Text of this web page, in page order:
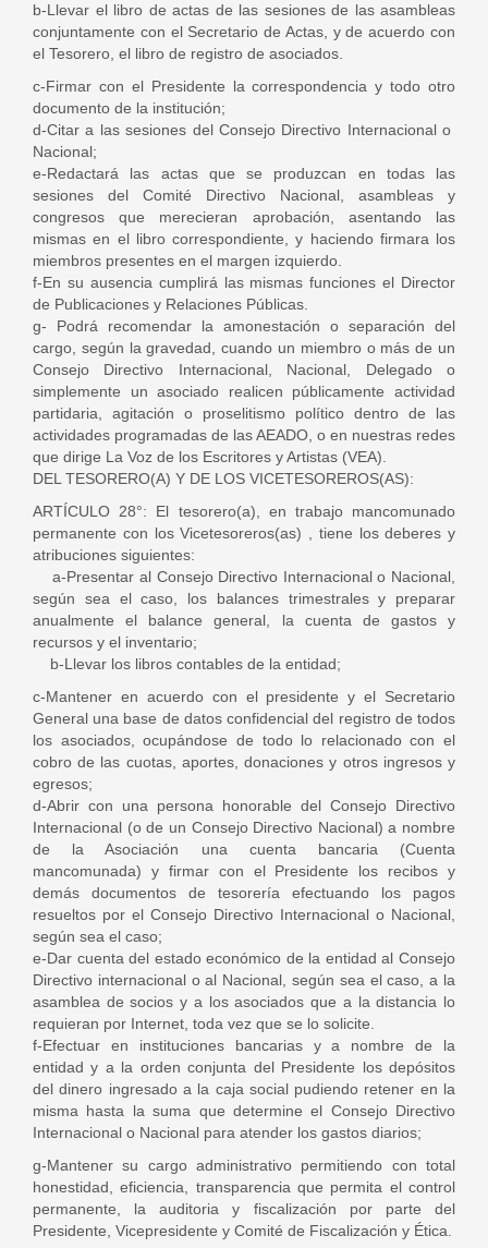
b-Llevar el libro de actas de las sesiones de las asambleas
conjuntamente con el Secretario de Actas, y de acuerdo con
el Tesorero, el libro de registro de asociados.
c-Firmar con el Presidente la correspondencia y todo otro
documento de la institución;
d-Citar a las sesiones del Consejo Directivo Internacional o
Nacional;
e-Redactará las actas que se produzcan en todas las
sesiones del Comité Directivo Nacional, asambleas y
congresos que merecieran aprobación, asentando las
mismas en el libro correspondiente, y haciendo firmara los
miembros presentes en el margen izquierdo.
f-En su ausencia cumplirá las mismas funciones el Director
de Publicaciones y Relaciones Públicas.
g- Podrá recomendar la amonestación o separación del
cargo, según la gravedad, cuando un miembro o más de un
Consejo Directivo Internacional, Nacional, Delegado o
simplemente un asociado realicen públicamente actividad
partidaria, agitación o proselitismo político dentro de las
actividades programadas de las AEADO, o en nuestras redes
que dirige La Voz de los Escritores y Artistas (VEA).
DEL TESORERO(A) Y DE LOS VICETESOREROS(AS):
ARTÍCULO 28°: El tesorero(a), en trabajo mancomunado
permanente con los Vicetesoreros(as) , tiene los deberes y
atribuciones siguientes:
a-Presentar al Consejo Directivo Internacional o Nacional,
según sea el caso, los balances trimestrales y preparar
anualmente el balance general, la cuenta de gastos y
recursos y el inventario;
b-Llevar los libros contables de la entidad;
c-Mantener en acuerdo con el presidente y el Secretario
General una base de datos confidencial del registro de todos
los asociados, ocupándose de todo lo relacionado con el
cobro de las cuotas, aportes, donaciones y otros ingresos y
egresos;
d-Abrir con una persona honorable del Consejo Directivo
Internacional (o de un Consejo Directivo Nacional) a nombre
de la Asociación una cuenta bancaria (Cuenta
mancomunada) y firmar con el Presidente los recibos y
demás documentos de tesorería efectuando los pagos
resueltos por el Consejo Directivo Internacional o Nacional,
según sea el caso;
e-Dar cuenta del estado económico de la entidad al Consejo
Directivo internacional o al Nacional, según sea el caso, a la
asamblea de socios y a los asociados que a la distancia lo
requieran por Internet, toda vez que se lo solicite.
f-Efectuar en instituciones bancarias y a nombre de la
entidad y a la orden conjunta del Presidente los depósitos
del dinero ingresado a la caja social pudiendo retener en la
misma hasta la suma que determine el Consejo Directivo
Internacional o Nacional para atender los gastos diarios;
g-Mantener su cargo administrativo permitiendo con total
honestidad, eficiencia, transparencia que permita el control
permanente, la auditoria y fiscalización por parte del
Presidente, Vicepresidente y Comité de Fiscalización y Ética.